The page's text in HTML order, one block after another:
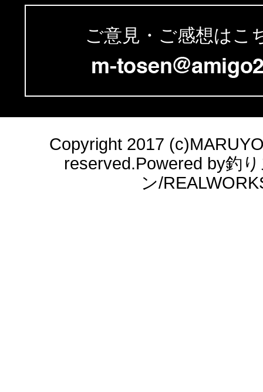
ご意見・ご感想はこ
Copyright 2017
reserved.Powered by釣
ン/